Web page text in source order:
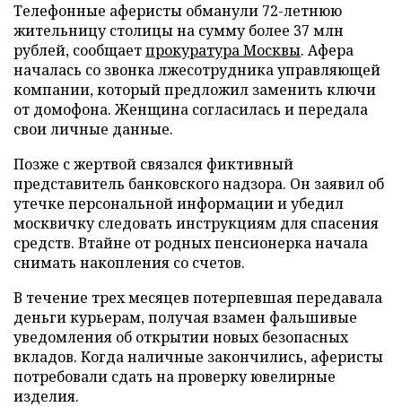
Телефонные аферисты обманули 72-летнюю
жительницу столицы на сумму более 37 млн
рублей, сообщаетпрокуратура Москвы. Афера
началась со звонка лжесотрудника управляющей
компании, который предложил заменить ключи
от домофона. Женщина согласилась и передала
свои личные данные.
Позже с жертвой связался фиктивный
представитель банковского надзора. Он заявил об
утечке персональной информации и убедил
москвичку следовать инструкциям для спасения
средств. Втайне от родных пенсионерка начала
снимать накопления со счетов.
В течение трех месяцев потерпевшая передавала
деньги курьерам, получая взамен фальшивые
уведомления об открытии новых безопасных
вкладов. Когда наличные закончились, аферисты
потребовали сдать на проверку ювелирные
изделия.